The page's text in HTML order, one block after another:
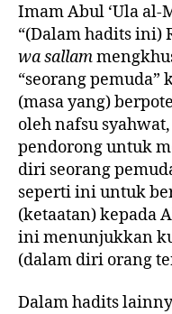
Imam Abul ‘Ula
“(Dalam hadits ini)
wa sallam
“seorang pemuda”
(masa yang)
oleh nafsu
pendorong untuk
diri seorang
seperti ini untuk
(ketaatan) kepada
ini menunjukkan
(dalam diri orang
Dalam hadits